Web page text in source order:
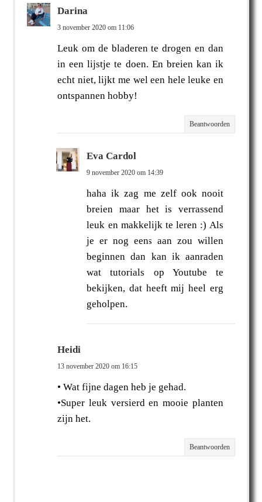
Darina
3 november 2020 om 11:06
Leuk om de bladeren te drogen en dan
in een lijstje te doen. En breien kan ik
echt niet, lijkt me wel een hele leuke en
ontspannen hobby!
Beantwoorden
Eva Cardol
9 november 2020 om 14:39
haha ik zag me zelf ook nooit
breien maar het is verrassend
leuk en makkelijk te leren :) Als
je er nog eens aan zou willen
beginnen dan kan ik aanraden
wat tutorials op Youtube te
bekijken, dat heeft mij heel erg
geholpen.
Heidi
13 november 2020 om 16:15
• Wat fijne dagen heb je gehad.
•Super leuk versierd en mooie planten
zijn het.
Beantwoorden